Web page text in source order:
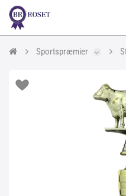
Sportspræmier